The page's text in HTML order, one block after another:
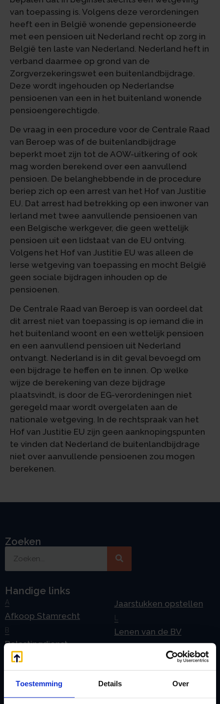
Toestemming Details Over
van toepassing is. Volgens deze verordeningen
heeft een in België wonende gepensioneerde
met een pensioen uit Nederland recht op zorg in
België ten laste van Nederland. Nederland heft in
verband daarmee op grond van de
Zorgverzekeringswet een buitenlandbijdrage.
Deze wordt ingehouden op Nederlandse
pensioenen van een in het buitenland wonende
pensioengerechtigde.
De vraag in een procedure voor de Centrale Raad
van Beroep was of de buitenlandbijdrage
beperkt moet zijn tot de AOW-uitkering of ook
mag worden berekend over een aanvullend
pensioen. De belanghebbende in de procedure
beriep zich op een arrest van het Hof van Justitie
EU. Dat arrest had betrekking op een inwoner van
Ierland met twee aanvullende pensioenen van
een Belgische werkgever, die geen wettelijk
pensioen uit een lidstaat van de EU ontving.
Volgens het Hof van Justitie EU was alleen de
Ierse wetgeving van toepassing en mocht België
geen sociale bijdragen inhouden op de
pensioenen.
De Centrale Raad van Beroep is van oordeel dat
dit arrest niet van toepassing is op iemand die in
het buitenland woont en een wettelijk pensioen
en een aanvullend pensioen uit Nederland
ontvangt. Nederland is in dit geval bevoegd om
een bijdrage te heffen en te innen. Op welke
wijze de berekening van deze bijdrage
plaatsvindt, is door de EG-verordeningen niet
geregeld maar wordt overgelaten aan de
nationale wetgeving. In de rechtspraak van het
Hof van Justitie EU zijn geen aanknopingspunten
te vinden dat Nederland de buitenlandbijdrage
niet over aanvullende pensioenen zou mogen
berekenen.
Zoeken
Handige links
A
Afkoop Stamrecht
B
Belastingdienst
doorgeven
Jaarstukken opstellen
Lenen van de BV
Liquidatie Pensioen BV
Loonadministratie